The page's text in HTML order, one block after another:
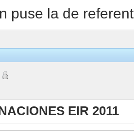
puse la de
EIR 2011